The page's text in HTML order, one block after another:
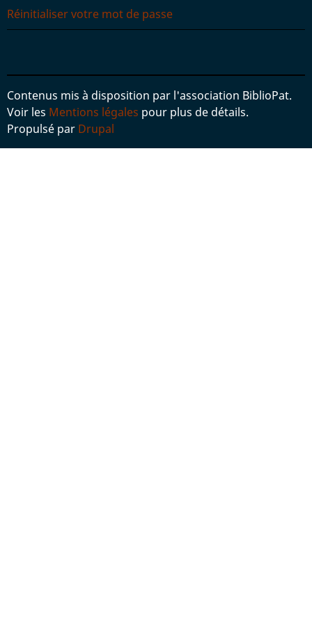
Réinitialiser votre mot de passe
Contenus mis à disposition par l'association BiblioPat.
Voir les Mentions légales pour plus de détails.
Propulsé par Drupal